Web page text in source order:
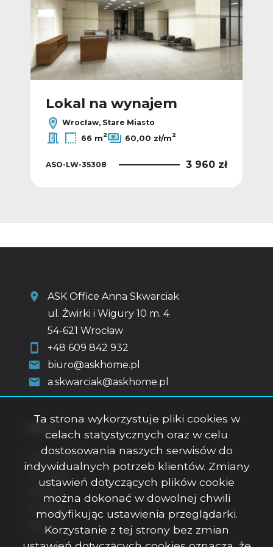
Lokal na wynajem
Wrocław, Stare Miasto
66 m2 60,00 zł/m2
ASO-LW-35308 3 960 zł
ASK Office Anna Skwarciak
ul. Żwirki i Wigury 10 m. 4
54-621 Wrocław
+48 609 842 932
biuro@askhome.pl
a.skwarciak@askhome.pl
Strona główna
O firmie
Kontakt
Rodo
Ta strona wykorzystuje pliki cookies w
celach statystycznych oraz w celu
dostosowania naszych serwisów do
indywidualnych potrzeb klientów. Zmiany
ustawień dotyczących plików cookie
można dokonać w dowolnej chwili
modyfikując ustawienia przeglądarki.
Korzystanie z tej strony bez zmian